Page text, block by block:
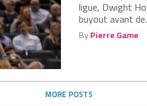
ligue, Dwight
buyout avant
ByPierre Game
MORE POSTS